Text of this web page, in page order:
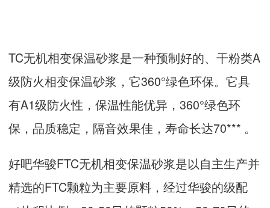
TC无机相变保温砂浆是一种预制好的、干粉类A
级防火相变保温砂浆，它360°绿色环保。它具
有A1级防火性，保温性能优异，360°绿色环
保，品质稳定，隔音效果佳，寿命长达70*** 。
好吧华骏FTC无机相变保温砂浆是以自主生产并
精选的FTC颗粒为主要原料，经过华骏的级配